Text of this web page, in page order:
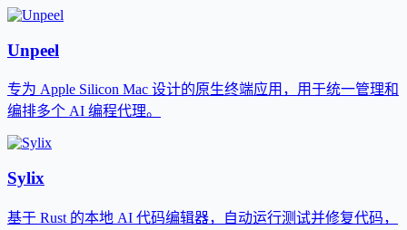
Unpeel
专为 Apple Silicon Mac 设计的原生终端应用，用于统一管理和
编排多个 AI 编程代理。
Sylix
基于 Rust 的本地 AI 代码编辑器，自动运行测试并修复代码，